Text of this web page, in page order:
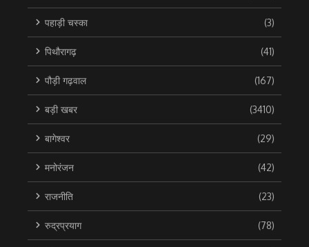
पहाड़ी चस्का (3)
पिथौरागढ़ (41)
पौड़ी गढ़वाल (167)
बड़ी खबर (3410)
बागेश्वर (29)
मनोरंजन (42)
राजनीति (23)
रुद्रप्रयाग (78)